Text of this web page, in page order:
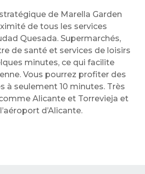
de Marella Garden
de tous les services
Quesada. Supermarchés,
de santé et services de loisirs
minutes, ce qui facilite
Vous pourrez profiter des
à seulement 10 minutes. Très
Alicante et Torrevieja et
d’Alicante.